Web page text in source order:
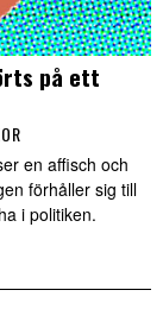
på ett
en affisch och
förhåller sig till
i politiken.